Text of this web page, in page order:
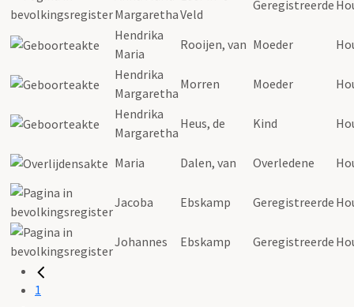
MargarethaVeld
Geregistreerde
Hendrika
Maria
Rooijen, van Moeder
Hendrika
Margaretha
Morren Moeder
Hendrika
Margaretha
Heus, de Kind
Maria Dalen, van Overledene
Jacoba Ebskamp Geregistreerde
Johannes Ebskamp Geregistreerde
1